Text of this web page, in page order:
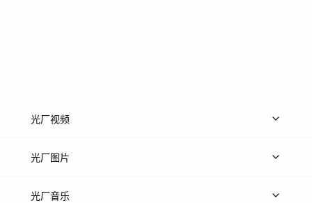
光厂视频
上传视频
光厂图片
上传图片
光厂音乐